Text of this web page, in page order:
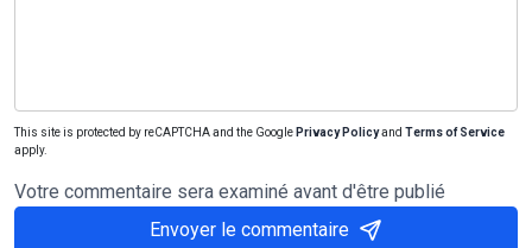
This site is protected by reCAPTCHA and the Google Privacy Policyand Terms of Service
apply.
Votre commentaire sera examiné avant d'être publié
Envoyer le commentaire